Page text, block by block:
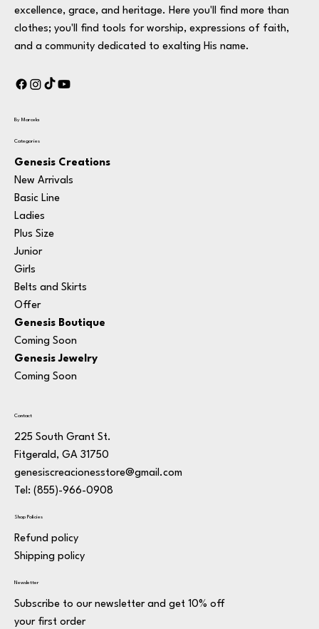
excellence, grace, and heritage. Here you'll find more than
clothes; you'll find tools for worship, expressions of faith,
and a community dedicated to exalting His name.
By Marcela
Categories
Genesis Creations
New Arrivals
Basic Line
Ladies
Plus Size
Junior
Girls
Belts and Skirts
Offer
Genesis Boutique
Coming Soon
Genesis Jewelry
Coming Soon
Contact
225 South Grant St.
Fitgerald, GA 31750
genesiscreacionesstore@gmail.com
Tel: (855)-966-0908
Shop Policies
Refund policy
Shipping policy
Newsletter
Subscribe to our newsletter and get 10% off
your first order